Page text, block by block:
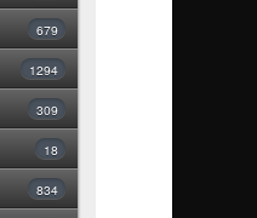
679
1294
309
18
834